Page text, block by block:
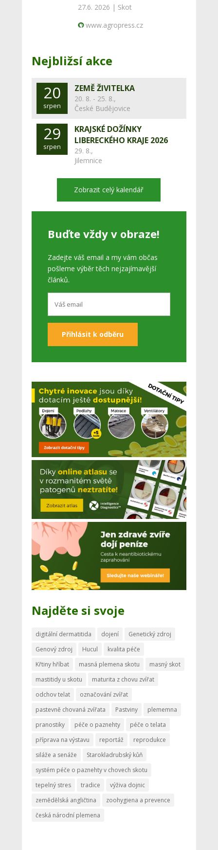
27.6. 2026 | Skot
www.agropress.cz
Nejbližsí akce
20
srpen
ZEMĚ ŽIVITELKA
20. 8. - 25. 8.,
České Budějovice
29
srpen
KRAJSKÉ DOŽÍNKY
LIBERECKÉHO KRAJE 2026
29. 8.,
Jilemnice
Zobrazit celý kalendář
Buďte vždy v obraze!
Zadejte váš email a my vám občas
pošleme výběr těch nejzajímavější
článků.
Najděte si svoje
digitální dermatitida dojení
Genetický zdroj
Genový zdroj
Hucul
kvalita péče
Křtiny hříbat
masná plemena skotu
masný skot
mastitidy u skotu
maturita z chovu zvířat
odchov telat
označování zvířat
pastevně chovaná zvířata
Pastviny
plememna
pranostiky
péče o paznehty
péče o telata
příprava na výstavu
reportáž
reprodukce
siláže a senáže
Starokladrubský kůň
systém péče o paznehty v chovech skotu
tepelný stres
tradice
výživa dojnic
zemědělská angličtina
zoohygiena a prevence
česká národní plemena